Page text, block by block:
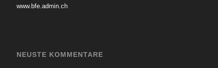
www.bfe.admin.ch
NEUSTE KOMMENTARE